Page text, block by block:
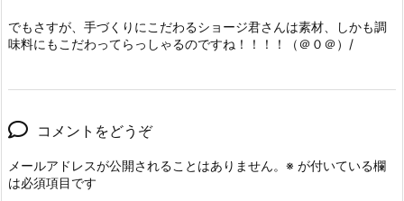
でもさすが、手づくりにこだわるショージ君さんは素材、しかも調
味料にもこだわってらっしゃるのですね！！！！（＠０＠）/
コメントをどうぞ
メールアドレスが公開されることはありません。 ※ が付いている欄
は必須項目です